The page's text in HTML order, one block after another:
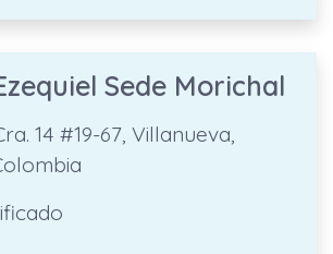
Sede Morichal
14 #19-67, Villanueva,